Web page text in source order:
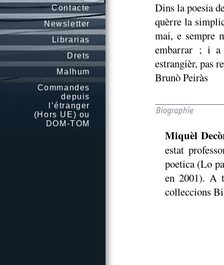
Contacte
Newsletter
Librarias
Drets
Malhum
Commandes
depuis
l’étranger
(Hors UE) ou
DOM-TOM
Dins la poesia
quèrre la
mai, e sempre
embarrar ; i a
estrangièr, pas
Brunò Peiràs
Miquèl
estat
poetica (Lo
en 2001). A
colleccions